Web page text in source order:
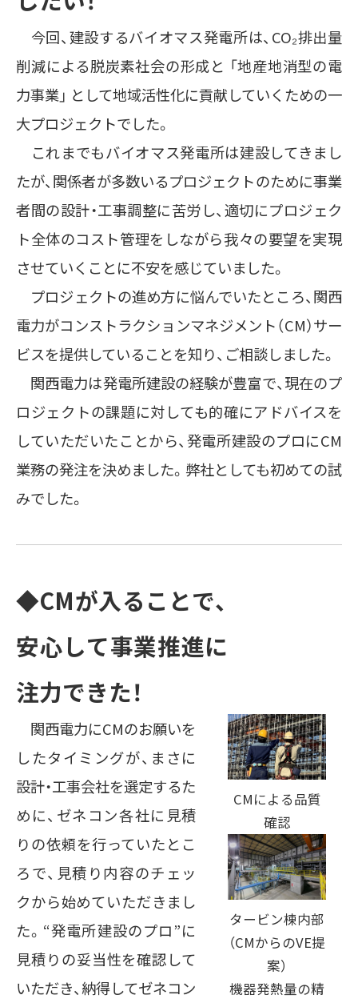
今回、建設するバイオマス発電所は、CO₂排出量
削減による脱炭素社会の形成と 「地産地消型の電
力事業」 として地域活性化に貢献していくための一
大プロジェクトでした。
これまでもバイオマス発電所は建設してきまし
たが、関係者が多数いるプロジェクトのために事業
者間の設計・工事調整に苦労し、適切にプロジェク
ト全体のコスト管理をしながら我々の要望を実現
させていくことに不安を感じていました。
プロジェクトの進め方に悩んでいたところ、関西
電力がコンストラクションマネジメント（CM）サー
ビスを提供していることを知り、ご相談しました。
関西電力は発電所建設の経験が豊富で、現在のプ
ロジェクトの課題に対しても的確にアドバイスを
していただいたことから、発電所建設のプロにCM
業務の発注を決めました。弊社としても初めての試
みでした。
◆CMが入ることで、
安心して事業推進に
注力できた！
関西電力にCMのお願いを
したタイミングが、まさに
設計・工事会社を選定するた
めに、ゼネコン各社に見積
りの依頼を行っていたとこ
ろで、見積り内容のチェッ
クから始めていただきまし
た。“発電所建設のプロ”に
見積りの妥当性を確認して
いただき、納得してゼネコン
CMによる品質
確認
タービン棟内部
（CMからのVE提
案）
機器発熱量の精